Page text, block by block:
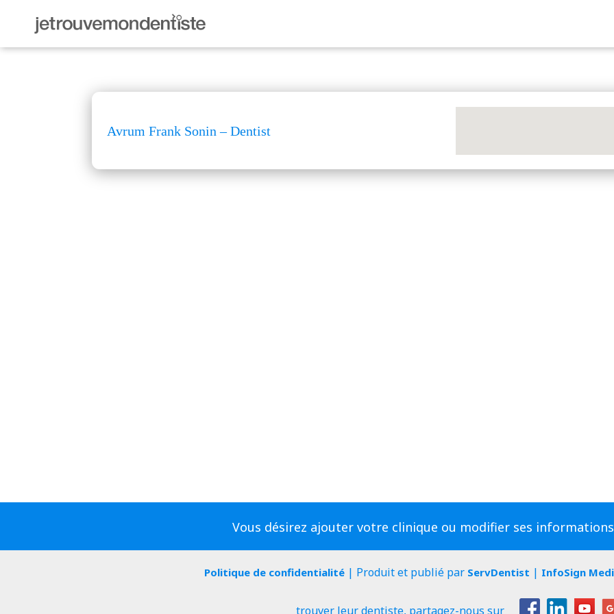
Avrum Frank Sonin – Dentist
Vous désirez ajouter votre clinique ou modifier ses
Politique de confidentialité | Produit et publié par ServDentist | InfoSign
trouver leur dentiste, partagez-nous sur